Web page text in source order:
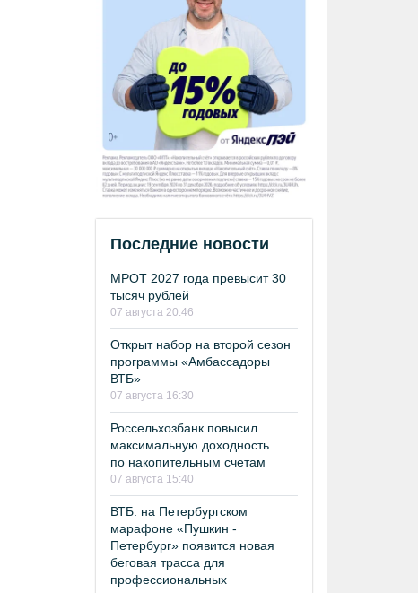
Последние новости
МРОТ 2027 года превысит 30
тысяч рублей
07 августа 20:46
Открыт набор на второй сезон
программы «Амбассадоры
ВТБ»
07 августа 16:30
Россельхозбанк повысил
максимальную доходность
по накопительным счетам
07 августа 15:40
ВТБ: на Петербургском
марафоне «Пушкин -
Петербург» появится новая
беговая трасса для
профессиональных